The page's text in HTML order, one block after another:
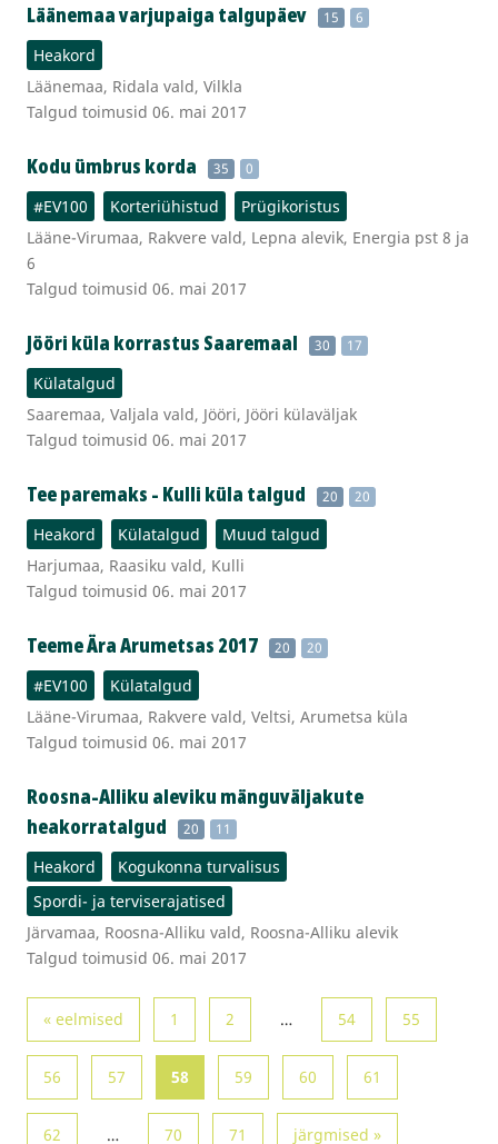
Läänemaa varjupaiga talgupäev 15 6
Heakord
Läänemaa, Ridala vald, Vilkla
Talgud toimusid 06. mai 2017
Kodu ümbrus korda 35 0
#EV100 Korteriühistud
Prügikoristus
Lääne-Virumaa, Rakvere vald, Lepna alevik, Energia pst 8 ja
6
Talgud toimusid 06. mai 2017
Jööri küla korrastus Saaremaal 30 17
Külatalgud
Saaremaa, Valjala vald, Jööri, Jööri külaväljak
Talgud toimusid 06. mai 2017
Tee paremaks - Kulli küla talgud 20 20
Heakord Külatalgud
Muud talgud
Harjumaa, Raasiku vald, Kulli
Talgud toimusid 06. mai 2017
Teeme Ära Arumetsas 2017 20 20
#EV100
Külatalgud
Lääne-Virumaa, Rakvere vald, Veltsi, Arumetsa küla
Talgud toimusid 06. mai 2017
Roosna-Alliku aleviku mänguväljakute
heakorratalgud
20 11
Heakord
Kogukonna turvalisus
Spordi- ja terviserajatised
Järvamaa, Roosna-Alliku vald, Roosna-Alliku alevik
Talgud toimusid 06. mai 2017
« eelmised 1 2 … 54 55
56 57 58 59 60 61
62 … 70 71 järgmised »